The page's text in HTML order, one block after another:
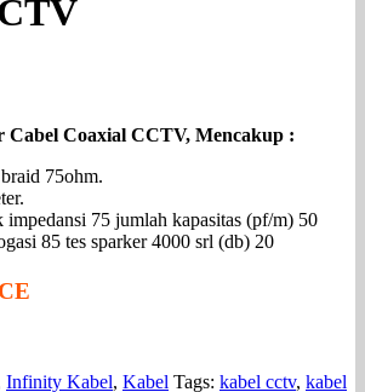
Cabel Coaxial CCTV, Mencakup :
75ohm.
impedansi 75 jumlah kapasitas (pf/m) 50
85 tes sparker 4000 srl (db) 20
Infinity Kabel, Kabel Tags: kabel cctv, kabel